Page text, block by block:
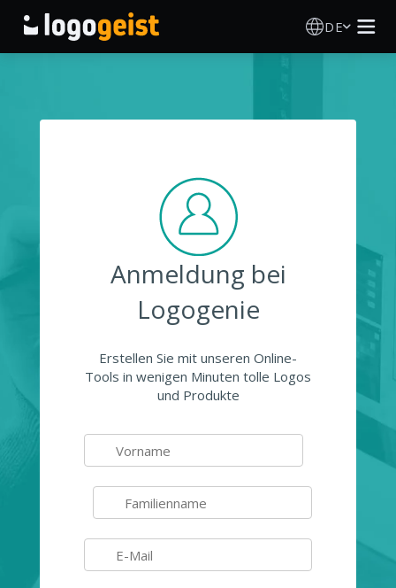
DE
KI Logo Generator
ANMELDEN
Anmeldung bei
Logogenie
Erstellen Sie mit unseren Online-
Tools in wenigen Minuten tolle Logos
und Produkte